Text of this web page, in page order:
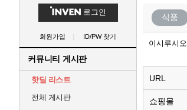
로그인
회원가입 ID/PW 찾기
커뮤니티 게시판
핫딜 리스트
전체 게시판
식품
이시루시오
URL
쇼핑몰